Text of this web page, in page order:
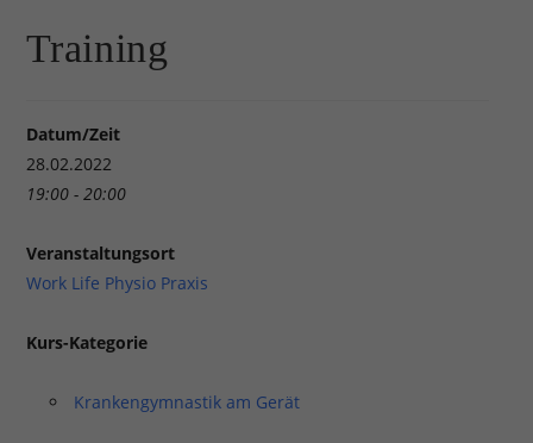
Training
Datum/Zeit
28.02.2022
19:00 - 20:00
Veranstaltungsort
Work Life Physio Praxis
Kurs-Kategorie
Krankengymnastik am Gerät